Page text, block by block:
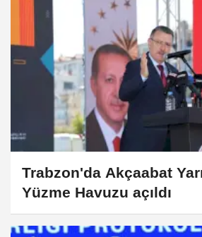
Trabzon'da Akçaabat
Yüzme Havuzu açıldı